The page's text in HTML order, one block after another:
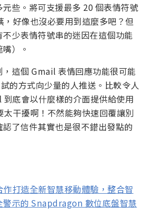
些。將可支援最多 20 個表情符號
，好像也沒必要用到這麼多吧？但
少表情符號串的迷因在這個功能
）。
，這個 Gmail 表情回應功能很可能
的方式向少量的人推送。比較令人
底會以什麼樣的介面提供給使用
干擾啊！不然能夠快速回覆讓別
了信件其實也是很不錯出發點的
打造全新智慧移動體驗，整合智
警示的 Snapdragon 數位底盤智慧